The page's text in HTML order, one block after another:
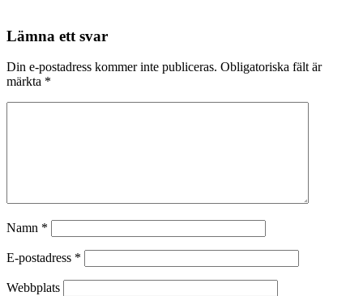
Lämna ett svar
Din e-postadress kommer inte publiceras. Obligatoriska fält är
märkta *
Namn *
E-postadress *
Webbplats